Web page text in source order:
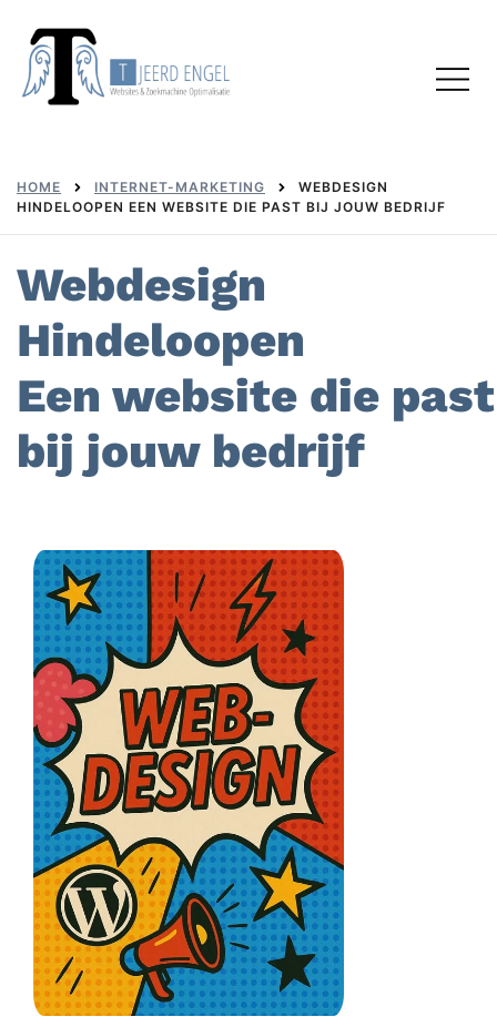
content
menu
HOME INTERNET-MARKETING
WEBDESIGN
HINDELOOPEN EEN WEBSITE DIE PAST BIJ JOUW BEDRIJF
Webdesign
Hindeloopen
Een website die past
bij jouw bedrijf